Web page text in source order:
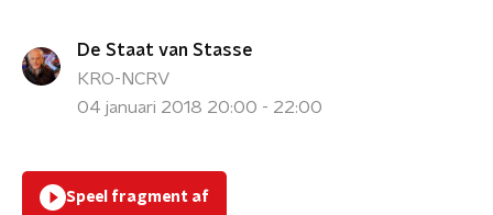
De Staat van Stasse
KRO-NCRV
04 januari 2018 20:00 - 22:00
Speel fragment af